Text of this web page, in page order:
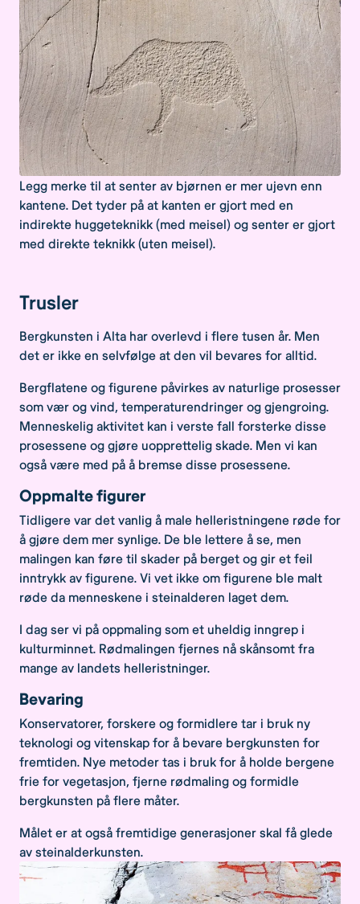
Legg merke til at senter av bjørnen er mer ujevn enn
kantene. Det tyder på at kanten er gjort med en
indirekte huggeteknikk (med meisel) og senter er gjort
med direkte teknikk (uten meisel).
Trusler
Bergkunsten i Alta har overlevd i flere tusen år. Men
det er ikke en selvfølge at den vil bevares for alltid.
Bergflatene og figurene påvirkes av naturlige prosesser
som vær og vind, temperaturendringer og gjengroing.
Menneskelig aktivitet kan i verste fall forsterke disse
prosessene og gjøre uopprettelig skade. Men vi kan
også være med på å bremse disse prosessene.
Oppmalte figurer
Tidligere var det vanlig å male helleristningene røde for
å gjøre dem mer synlige. De ble lettere å se, men
malingen kan føre til skader på berget og gir et feil
inntrykk av figurene. Vi vet ikke om figurene ble malt
røde da menneskene i steinalderen laget dem.
I dag ser vi på oppmaling som et uheldig inngrep i
kulturminnet. Rødmalingen fjernes nå skånsomt fra
mange av landets helleristninger.
Bevaring
Konservatorer, forskere og formidlere tar i bruk ny
teknologi og vitenskap for å bevare bergkunsten for
fremtiden. Nye metoder tas i bruk for å holde bergene
frie for vegetasjon, fjerne rødmaling og formidle
bergkunsten på flere måter.
Målet er at også fremtidige generasjoner skal få glede
av steinalderkunsten.